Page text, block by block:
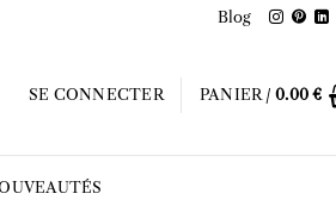
Blog
SE CONNECTER PANIER /0.00€